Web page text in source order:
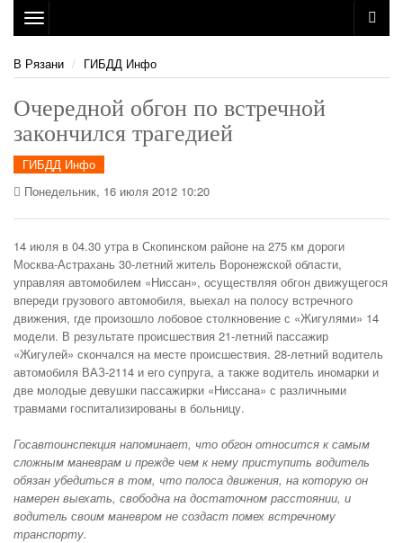
Toggle
navigation
В Рязани
ГИБДД Инфо
Очередной обгон по встречной
закончился трагедией
ГИБДД Инфо
Понедельник, 16 июля 2012 10:20
14 июля в 04.30 утра в Скопинском районе на 275 км дороги
Москва-Астрахань 30-летний житель Воронежской области,
управляя автомобилем «Ниссан», осуществляя обгон движущегося
впереди грузового автомобиля, выехал на полосу встречного
движения, где произошло лобовое столкновение с «Жигулями» 14
модели. В результате происшествия 21-летний пассажир
«Жигулей» скончался на месте происшествия. 28-летний водитель
автомобиля ВАЗ-2114 и его супруга, а также водитель иномарки и
две молодые девушки пассажирки «Ниссана» с различными
травмами госпитализированы в больницу.
Госавтоинспекция напоминает, что обгон относится к самым
сложным маневрам и прежде чем к нему приступить водитель
обязан убедиться в том, что полоса движения, на которую он
намерен выехать, свободна на достаточном расстоянии, и
водитель своим маневром не создаст помех встречному
транспорту.